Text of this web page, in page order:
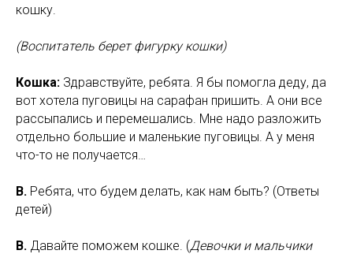
кошку.
(Воспитатель берет фигурку кошки)
Кошка: Здравствуйте, ребята. Я бы помогла деду, да
вот хотела пуговицы на сарафан пришить. А они все
рассыпались и перемешались. Мне надо разложить
отдельно большие и маленькие пуговицы. А у меня
что-то не получается…
В. Ребята, что будем делать, как нам быть? (Ответы
детей)
В. Давайте поможем кошке. (Девочки и мальчики